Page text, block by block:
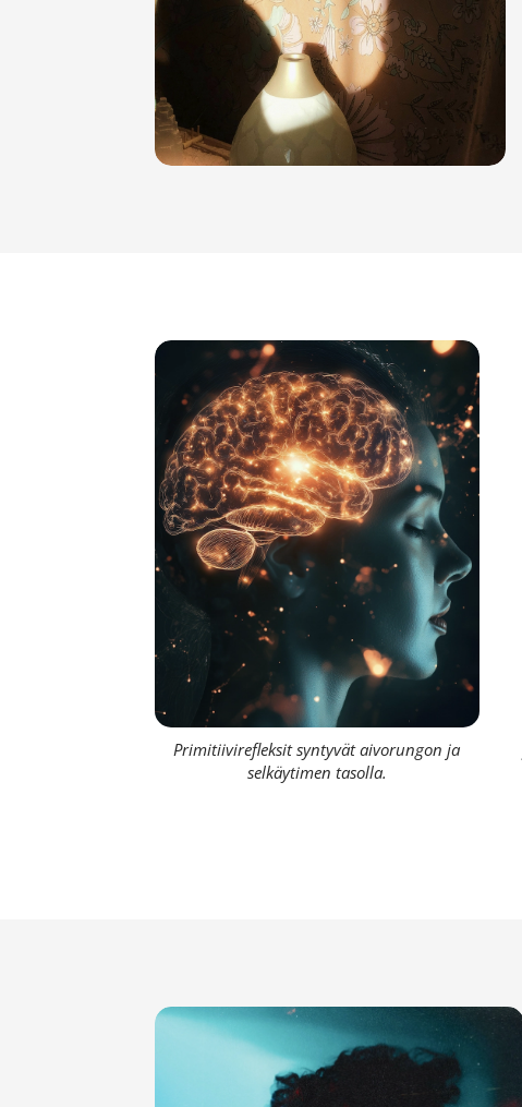
Primitiivirefleksit syntyvät aivorungon ja
selkäytimen tasolla.